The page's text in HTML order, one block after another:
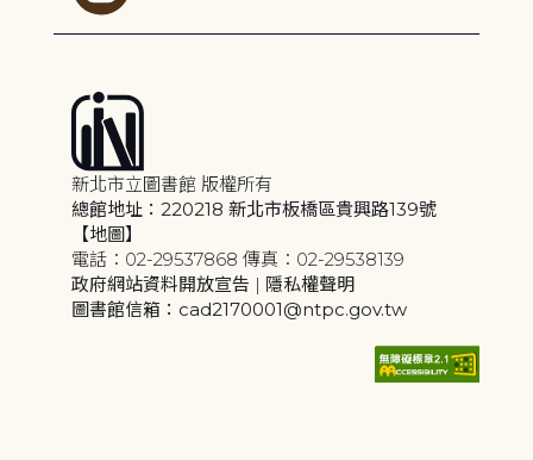
新北市立圖書館 版權所有
總館地址：220218 新北市板橋區貴興路139號
【地圖】
電話：02-29537868 傳真：02-29538139
政府網站資料開放宣告 | 隱私權聲明
圖書館信箱：cad2170001@ntpc.gov.tw